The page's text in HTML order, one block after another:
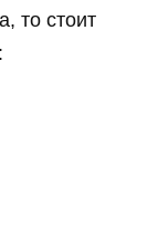
то стоит